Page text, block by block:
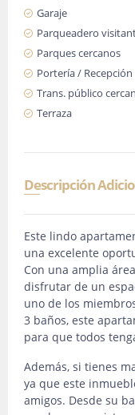
Garaje
Parqueadero
Parques cercanos
Portería / Recepción
Trans. público
Terraza
Descripción
Este lindo
una excelente
Con una amplia
disfrutar de un
uno de los
3 baños, este
para que todos
Además, si tienes
ya que este
amigos. Desde su